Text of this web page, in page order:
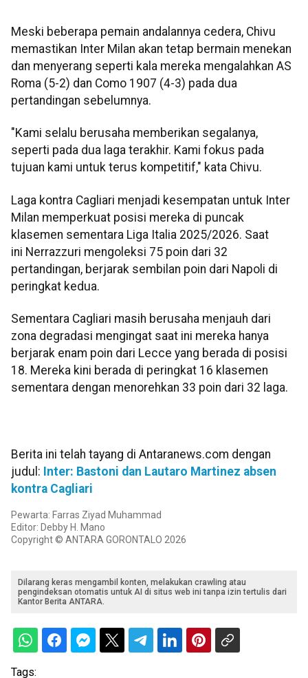
Meski beberapa pemain andalannya cedera, Chivu
memastikan Inter Milan akan tetap bermain menekan
dan menyerang seperti kala mereka mengalahkan AS
Roma (5-2) dan Como 1907 (4-3) pada dua
pertandingan sebelumnya.
"Kami selalu berusaha memberikan segalanya,
seperti pada dua laga terakhir. Kami fokus pada
tujuan kami untuk terus kompetitif," kata Chivu.
Laga kontra Cagliari menjadi kesempatan untuk Inter
Milan memperkuat posisi mereka di puncak
klasemen sementara Liga Italia 2025/2026. Saat
ini Nerrazzuri mengoleksi 75 poin dari 32
pertandingan, berjarak sembilan poin dari Napoli di
peringkat kedua.
Sementara Cagliari masih berusaha menjauh dari
zona degradasi mengingat saat ini mereka hanya
berjarak enam poin dari Lecce yang berada di posisi
18. Mereka kini berada di peringkat 16 klasemen
sementara dengan menorehkan 33 poin dari 32 laga.
Berita ini telah tayang di Antaranews.com dengan
judul: Inter: Bastoni dan Lautaro Martinez absen
kontra Cagliari
Pewarta: Farras Ziyad Muhammad
Editor: Debby H. Mano
Copyright © ANTARA GORONTALO 2026
Dilarang keras mengambil konten, melakukan crawling atau
pengindeksan otomatis untuk AI di situs web ini tanpa izin tertulis dari
Kantor Berita ANTARA.
Tags: